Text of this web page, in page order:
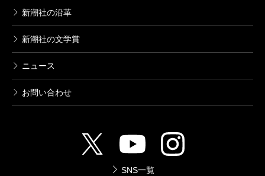
新潮社の沿革
新潮社の文学賞
ニュース
お問い合わせ
SNS一覧